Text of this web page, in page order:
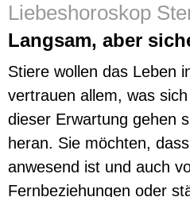
Liebeshoroskop
Langsam, aber
Stiere wollen das Leben
vertrauen allem, was
dieser Erwartung gehen
heran. Sie möchten,
anwesend ist und auch
Fernbeziehungen oder